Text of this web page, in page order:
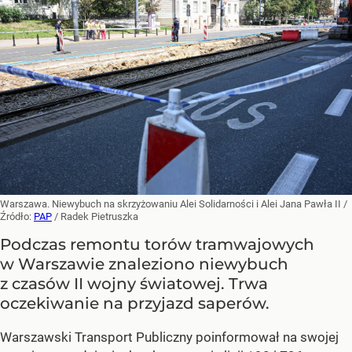
Warszawa. Niewybuch na skrzyżowaniu Alei Solidarności i Alei Jana Pawła II /
Źródło: PAP / Radek Pietruszka
Podczas remontu torów tramwajowych
w Warszawie znaleziono niewybuch
z czasów II wojny światowej. Trwa
oczekiwanie na przyjazd saperów.
Warszawski Transport Publiczny poinformował na swojej